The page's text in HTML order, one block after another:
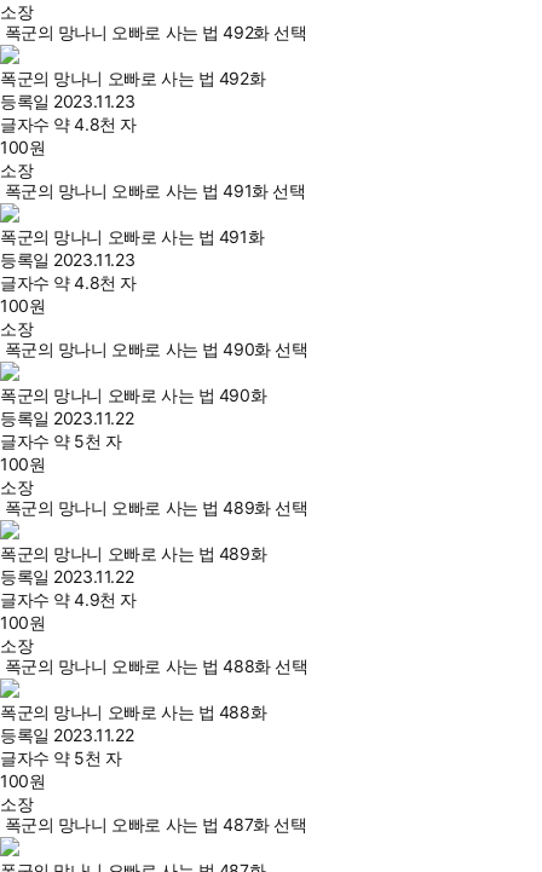
소장
폭군의 망나니 오빠로 사는 법 492화 선택
폭군의 망나니 오빠로 사는 법 492화
등록일 2023.11.23
글자수 약 4.8천 자
100원
소장
폭군의 망나니 오빠로 사는 법 491화 선택
폭군의 망나니 오빠로 사는 법 491화
등록일 2023.11.23
글자수 약 4.8천 자
100원
소장
폭군의 망나니 오빠로 사는 법 490화 선택
폭군의 망나니 오빠로 사는 법 490화
등록일 2023.11.22
글자수 약 5천 자
100원
소장
폭군의 망나니 오빠로 사는 법 489화 선택
폭군의 망나니 오빠로 사는 법 489화
등록일 2023.11.22
글자수 약 4.9천 자
100원
소장
폭군의 망나니 오빠로 사는 법 488화 선택
폭군의 망나니 오빠로 사는 법 488화
등록일 2023.11.22
글자수 약 5천 자
100원
소장
폭군의 망나니 오빠로 사는 법 487화 선택